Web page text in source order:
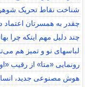
شناخت نقاط تحریک شوهر
چقدر به همسرتان اعتماد
چند دلیل مهم اینکه چرا
لباس‎های نو و تمیز هم می‌توانند بیماری‌زا باشند!
رونمایی «متا» از رقیب
هوش مصنوعی جدید،